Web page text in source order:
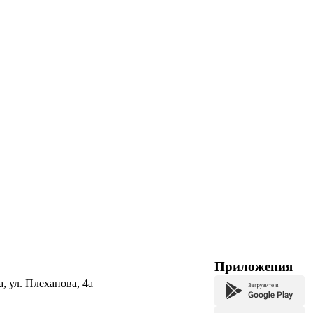
ул. Плеханова, 4а
Приложения